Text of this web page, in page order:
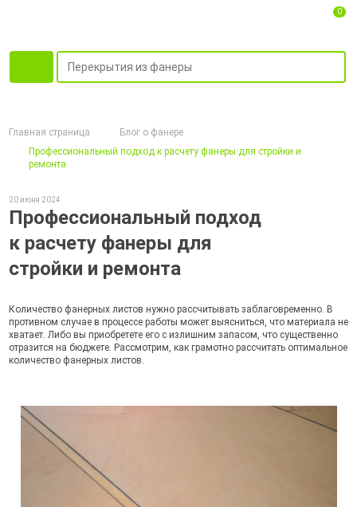
0
Главная страница
Блог о фанере
Профессиональный подход к расчету фанеры для стройки и
ремонта
20 июня 2024
Профессиональный подход
к расчету фанеры для
стройки и ремонта
Количество фанерных листов нужно рассчитывать заблаговременно. В
противном случае в процессе работы может выясниться, что материала не
хватает. Либо вы приобретете его с излишним запасом, что существенно
отразится на бюджете. Рассмотрим, как грамотно рассчитать оптимальное
количество фанерных листов.